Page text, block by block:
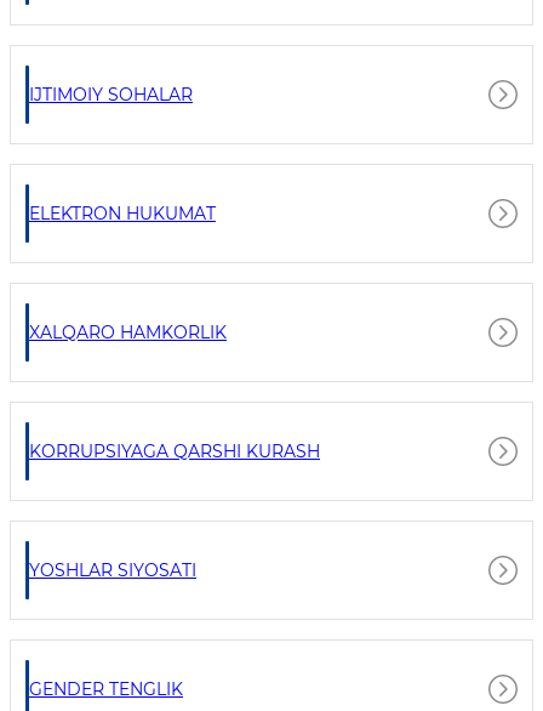
IJTIMOIY SOHALAR
ELEKTRON HUKUMAT
XALQARO HAMKORLIK
KORRUPSIYAGA QARSHI KURASH
YOSHLAR SIYOSATI
GENDER TENGLIK